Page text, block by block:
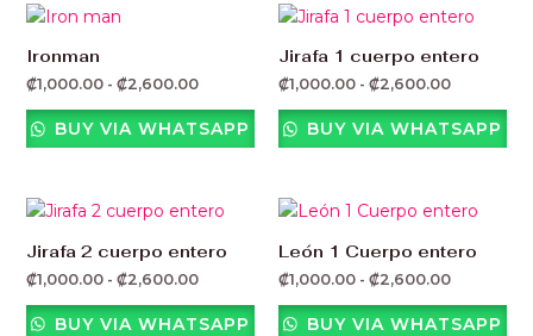
Ironman
₡1,000.00 - ₡2,600.00₡1,000.00
hasta
₡2,600.00
BUY VIA WHATSAPP
Jirafa 1 cuerpo entero
₡1,000.00 - ₡2,600.00
Rango
₡1,000.00
hasta
₡2,600.00
BUY VIA WHATSAPP
Jirafa 2 cuerpo entero
₡1,000.00 - ₡2,600.00
Rango
desde
₡1,000.00
hasta
₡2,600.00
BUY VIA WHATSAPP
León 1 Cuerpo entero
₡1,000.00 - ₡2,600.00
Rango
desde
₡1,000.00
hasta
₡2,600.00
BUY VIA WHATSAPP